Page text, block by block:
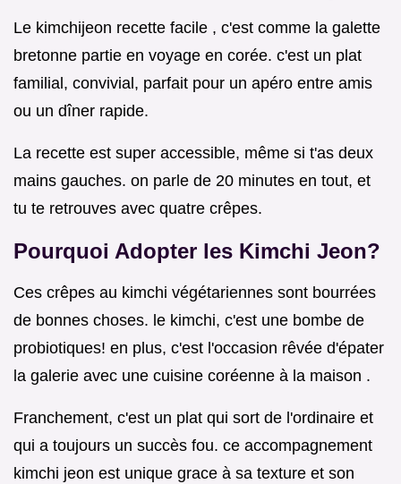
Le kimchijeon recette facile , c'est comme la galette
bretonne partie en voyage en corée. c'est un plat
familial, convivial, parfait pour un apéro entre amis
ou un dîner rapide.
La recette est super accessible, même si t'as deux
mains gauches. on parle de 20 minutes en tout, et
tu te retrouves avec quatre crêpes.
Pourquoi Adopter les Kimchi Jeon?
Ces crêpes au kimchi végétariennes sont bourrées
de bonnes choses. le kimchi, c'est une bombe de
probiotiques! en plus, c'est l'occasion rêvée d'épater
la galerie avec une cuisine coréenne à la maison .
Franchement, c'est un plat qui sort de l'ordinaire et
qui a toujours un succès fou. ce accompagnement
kimchi jeon est unique grace à sa texture et son